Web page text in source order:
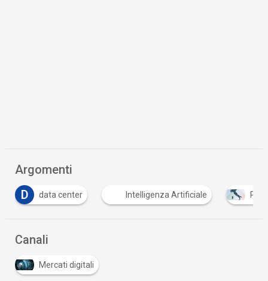
Argomenti
D
data center Intelligenza Artificiale
Canali
Mercati digitali